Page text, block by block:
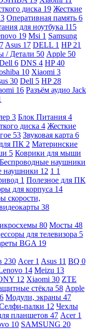
диска 19 Жесткие
Оперативная память 6
для ноутбука 115
19 Msi 1 Samsung
7 Asus 17 DELL 1 HP 21
/ Детали 50 Apple 50
6 DNS 4 HP40
10 Xiaomi 3
30 Dell 5 HP 28
16 Разъём аудио Jack
3 Блок Питания 4
диска 4 Жесткие
53 Звуковая карта 6
ПК 2 Материнские
5 Коврики для мыши
Беспроводные наушники
наушники 12 1 1
1 Полезное для ПК
для корпуса 14
скорости,
38
80 Мосты 48
для телевизора 5
BGA 19
230 Acer 1 Asus 11 BQ 0
14 Meizu 13
12 Xiaomi 30 ZTE
стёкла 58 Apple
Модули, экраны 47
палки 12 Чехлы
планшетов 47 Acer 1
10 SAMSUNG 20